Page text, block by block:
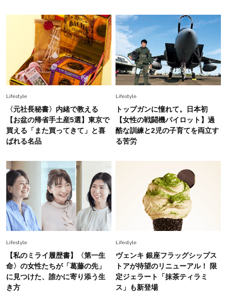
Fashion 2026.7.25
26年夏は「小ぶり」が大流行中！人と被らない
【最旬かごバッグ】6選
Lifestyle
〈元社長秘書〉内緒で教える
【お盆の帰省手土産5選】東京で
買える「また買ってきて」と喜
ばれる名品
Lifestyle
トップガンに憧れて。日本初
【女性の戦闘機パイロット】過
酷な訓練と2児の子育てを両立す
る苦労
Lifestyle
【私のミライ履歴書】〈第一生
命〉の女性たちが「葛藤の先」
に見つけた、誰かに寄り添う生
き方
Lifestyle
ヴェンキ 銀座フラッグシップス
トアが待望のリニューアル！ 限
定ジェラート「抹茶ティラミ
ス」も新登場